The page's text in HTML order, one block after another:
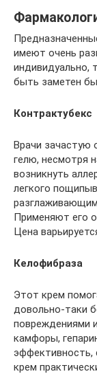
имеют очень
индивидуально,
быть заметен
Контрактубекс
Врачи зачастую
гелю, несмотря
возникнуть
легкого
Применяют его
Цена
Келофибраза
Этот крем
довольно-таки
повреждениями
камфоры,
эффективность,
крем